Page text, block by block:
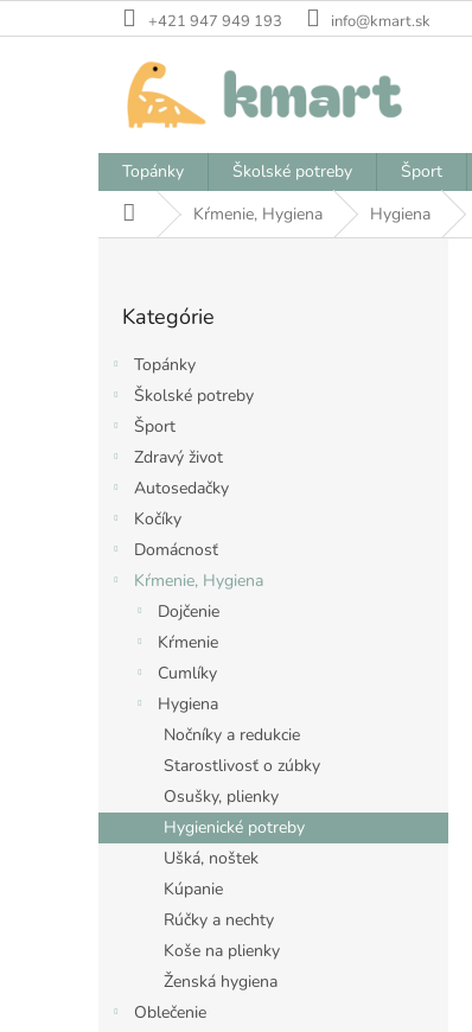
na
+421 947 949 193 info@kmart.sk
Topánky Školské potreby Šport
DomovKŕmenie, Hygiena Hygiena
kategórie
Kategórie
Topánky
Školské potreby
Šport
Zdravý život
Autosedačky
Kočíky
Domácnosť
Kŕmenie, Hygiena
Dojčenie
Kŕmenie
Cumlíky
Hygiena
Nočníky a redukcie
Starostlivosť o zúbky
Osušky, plienky
Hygienické potreby
Ušká, noštek
Kúpanie
Rúčky a nechty
Koše na plienky
Ženská hygiena
Oblečenie